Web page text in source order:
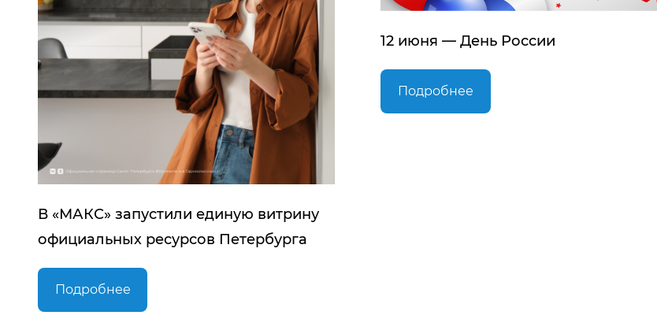
В «МАКС» запустили единую витрину
официальных ресурсов Петербурга
Подробнее
12 июня — День России
Подробнее